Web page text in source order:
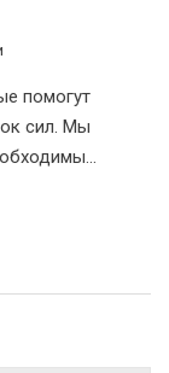
помогут
сил. Мы